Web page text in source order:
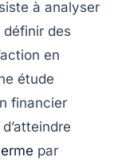
à analyser
des
en
étude
financier
par